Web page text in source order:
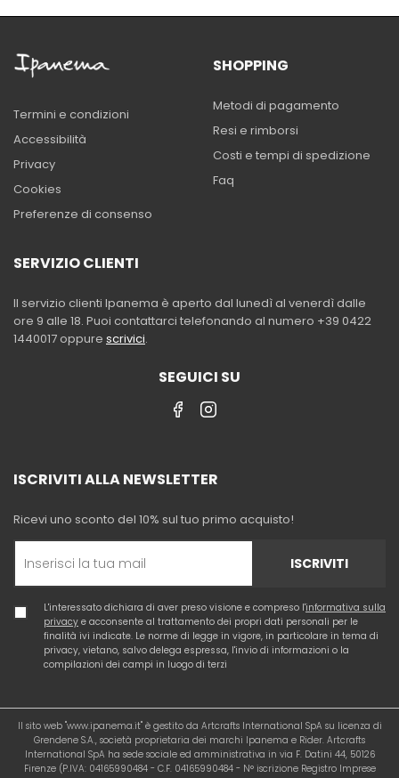
Termini e condizioni
Accessibilità
Privacy
Cookies
Preferenze di consenso
SHOPPING
Metodi di pagamento
Resi e rimborsi
Costi e tempi di spedizione
Faq
SERVIZIO CLIENTI
Il servizio clienti Ipanema è aperto dal lunedì al venerdì dalle
ore 9 alle 18. Puoi contattarci telefonando al numero +39 0422
1440017 oppure scrivici.
SEGUICI SU
ISCRIVITI ALLA NEWSLETTER
Ricevi uno sconto del 10% sul tuo primo acquisto!
ISCRIVITI
L'interessato dichiara di aver preso visione e compreso l'informativa sulla
privacy e acconsente al trattamento dei propri dati personali per le
finalità ivi indicate. Le norme di legge in vigore, in particolare in tema di
privacy, vietano, salvo delega espressa, l'invio di informazioni o la
compilazioni dei campi in luogo di terzi
Il sito web "www.ipanema.it" è gestito da Artcrafts International SpA su licenza di
Grendene S.A., società proprietaria dei marchi Ipanema e Rider. Artcrafts
International SpA ha sede sociale ed amministrativa in via F. Datini 44, 50126
Firenze (P.IVA: 04165990484 - C.F. 04165990484 - N° iscrizione Registro Imprese